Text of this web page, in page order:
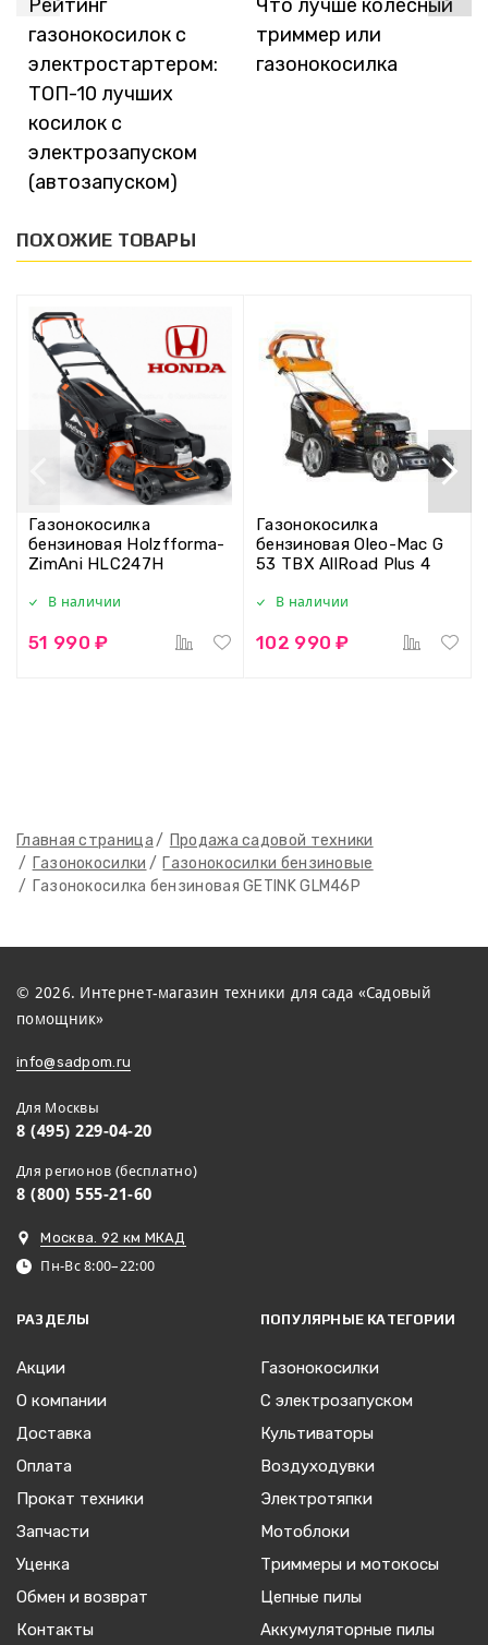
Главная страница
Продажа садовой техники
Газонокосилки
Газонокосилки бензиновые
Газонокосилка бензиновая GETINK GLM46P
Рейтинг
газонокосилок с
электростартером:
ТОП-10 лучших
косилок с
электрозапуском
(автозапуском)
Что лучше колесный
триммер или
газонокосилка
ПОХОЖИЕ ТОВАРЫ
Газонокосилка
бензиновая Holzfforma-
ZimAni HLC247H
В наличии
51 990 ₽
Газонокосилка
бензиновая Oleo-Mac G
53 TBX AllRoad Plus 4
В наличии
102 990 ₽
© 2026. Интернет-магазин техники для сада «Садовый
помощник»
info@sadpom.ru
Для Москвы
8 (495) 229-04-20
Для регионов (бесплатно)
8 (800) 555-21-60
Москва. 92 км МКАД
Пн-Вс 8:00–22:00
РАЗДЕЛЫ
Акции
О компании
Доставка
Оплата
Прокат техники
Запчасти
Уценка
Обмен и возврат
Контакты
ПОПУЛЯРНЫЕ КАТЕГОРИИ
Газонокосилки
С электрозапуском
Культиваторы
Воздуходувки
Электротяпки
Мотоблоки
Триммеры и мотокосы
Цепные пилы
Аккумуляторные пилы